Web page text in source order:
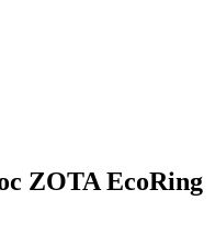
ZOTA EcoRing